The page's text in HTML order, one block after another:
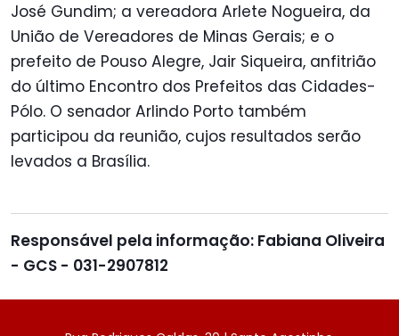
José Gundim; a vereadora Arlete Nogueira, da
União de Vereadores de Minas Gerais; e o
prefeito de Pouso Alegre, Jair Siqueira, anfitrião
do último Encontro dos Prefeitos das Cidades-
Pólo. O senador Arlindo Porto também
participou da reunião, cujos resultados serão
levados a Brasília.
Responsável pela informação: Fabiana Oliveira
- GCS - 031-2907812